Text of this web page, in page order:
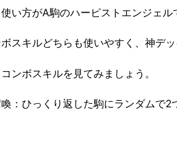
い方がA駒のハーピストエンジェ
スキルどちらも使いやすく、神デ
ンボスキルを見てみましょう。
：ひっくり返した駒にランダムで